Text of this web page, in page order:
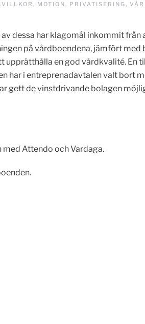
, MOTION, PRIVATISERING,
dessa har klagomål inkommit från
på vårdboendena, jämfört med
en god vårdkvalité. En
har i entreprenadavtalen valt bort
gett de vinstdrivande bolagen
Attendo och Vardaga.